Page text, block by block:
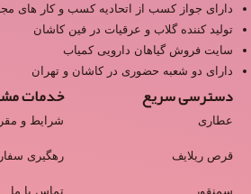
دارای جواز کسب از اتحادیه کسب و کار های
تولید کننده گلاب و عرقیات در فین کاشان
سایت فروش گیاهان دارویی کمیاب
دارای دو شعبه حضوری در کاشان و تهران
دسترسی سریع
عطاری
قرص ریلایف
سمنقور
خدمات
شرایط و
رهگیری
تماس با ما